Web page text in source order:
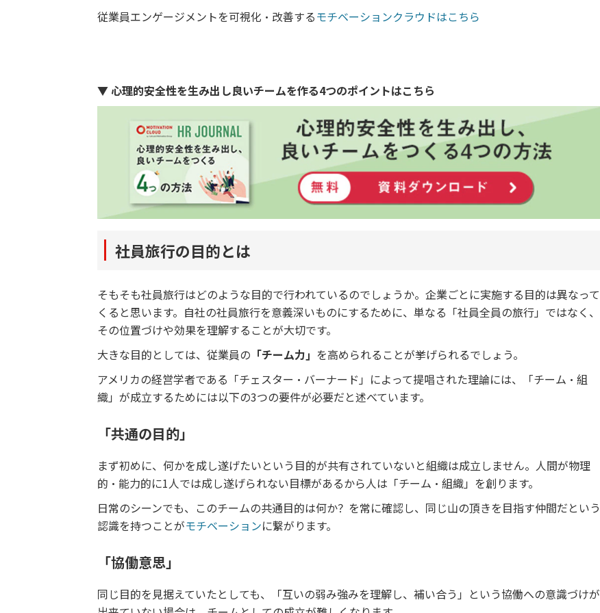
従業員エンゲージメントを可視化・改善するモチベーションクラウドはこちら
▼ 心理的安全性を生み出し良いチームを作る4つのポイントはこちら
社員旅行の目的とは
そもそも社員旅行はどのような目的で行われているのでしょうか。企業ごとに実施する目的は異なって
くると思います。自社の社員旅行を意義深いものにするために、単なる「社員全員の旅行」ではなく、
その位置づけや効果を理解することが大切です。
大きな目的としては、従業員の 「チーム力」 を高められることが挙げられるでしょう。
アメリカの経営学者である「チェスター・バーナード」によって提唱された理論には、「チーム・組
織」が成立するためには以下の3つの要件が必要だと述べています。
「共通の目的」
まず初めに、何かを成し遂げたいという目的が共有されていないと組織は成立しません。人間が物理
的・能力的に1人では成し遂げられない目標があるから人は「チーム・組織」を創ります。
日常のシーンでも、このチームの共通目的は何か？を常に確認し、同じ山の頂きを目指す仲間だという
認識を持つことがモチベーションに繋がります。
「協働意思」
同じ目的を見据えていたとしても、「互いの弱み強みを理解し、補い合う」という協働への意識づけが